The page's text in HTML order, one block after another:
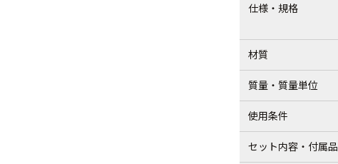
仕様・規格
材質
質量・質量単位
使用条件
セット内容・付属品